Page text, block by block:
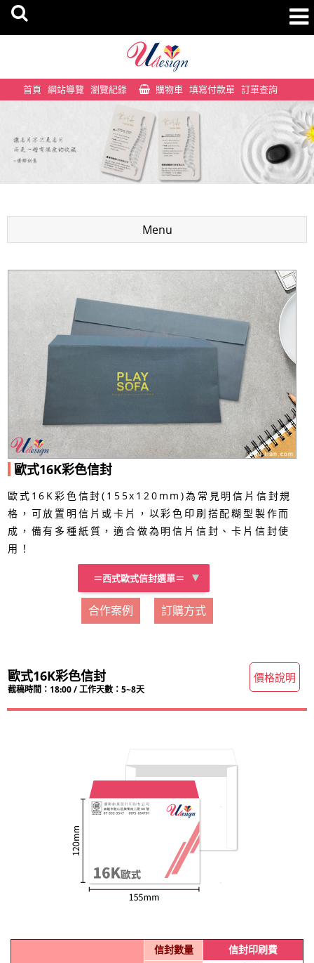
首頁 網站導覽 瀏覽紀錄 購物車 填寫付款單 訂單查詢
Menu
歐式16K彩色信封
歐式16K彩色信封(155x120mm)為常見明信片信封規
格，可放置明信片或卡片，以彩色印刷搭配糊型製作而
成，備有多種紙質，適合做為明信片信封、卡片信封使
用！
＝西式歐式信封選單＝
西式10K彩色信封
歐式10K彩色信封
12K開窗彩色信封
歐式12K彩色信封
歐式15K彩色信封
歐式大15K彩色信封
歐式16K彩色信封
合作案例 訂購方式
歐式16K彩色信封
截稿時間：18:00 / 工作天數：5~8天
價格說明
信封數量
信封印刷費